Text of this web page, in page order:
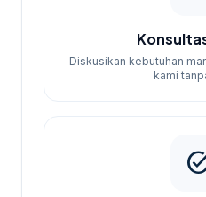
Diskusikan kebutuhan
kami